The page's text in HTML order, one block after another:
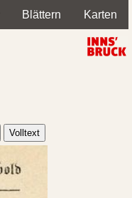
Blättern Karten
Volltext